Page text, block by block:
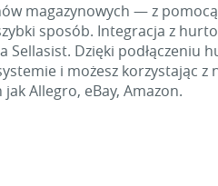
magazynowych — z
sposób. Integracja z
Dzięki podłączeniu
i możesz korzystając
Allegro, eBay, Amazon.